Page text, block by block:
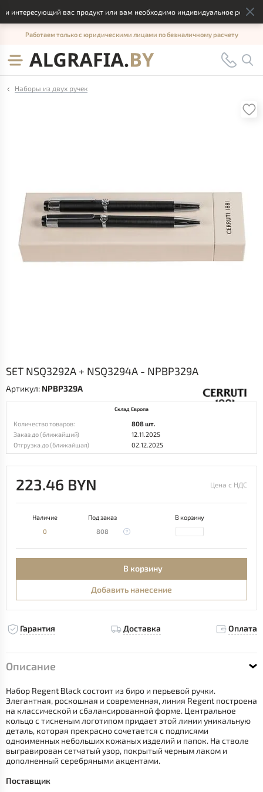
вас продукт или вам необходимо индивидуальное
Работаем только с юридическими лицами по безналичному расчету
Наборы из двух ручек
SET NSQ3292A + NSQ3294A - NPBP329A
Артикул: NPBP329A
Склад Европа
Количество товаров:
808 шт.
Заказ до (ближайший)
12.11.2025
Отгрузка до (ближайшая)
02.12.2025
223.46 BYN Цена с НДС
Наличие Под заказ
В корзину
0
808
В корзину
Добавить нанесение
Гарантия Доставка Оплата
Описание
Набор Regent Black состоит из биро и перьевой ручки.
Элегантная, роскошная и современная, линия Regent построена
на классической и сбалансированной форме. Центральное
кольцо с тисненым логотипом придает этой линии уникальную
деталь, которая прекрасно сочетается с подписями
одноименных небольших кожаных изделий и папок. На стволе
выгравирован сетчатый узор, покрытый черным лаком и
дополненный серебряными акцентами.
Поставщик